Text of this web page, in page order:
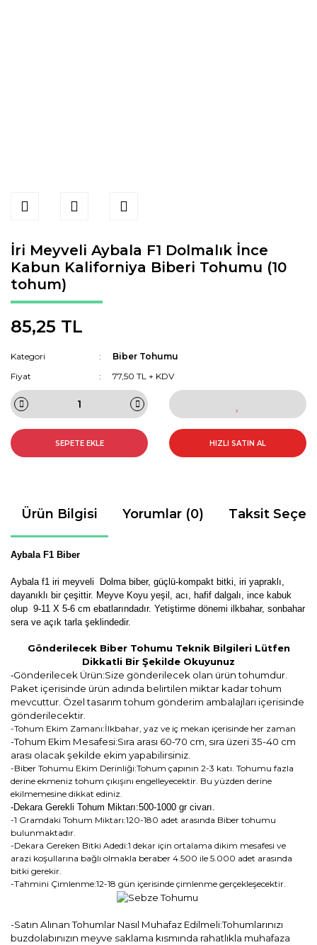
İri Meyveli Aybala F1 Dolmalık İnce
Kabun Kaliforniya Biberi Tohumu (10
tohum)
85,25 TL
Kategori
Biber Tohumu
Fiyat
77,50 TL + KDV
SEPETE EKLE HIZLI SATIN AL
Ürün Bilgisi Yorumlar (0) Taksit
Aybala F1 Biber
Aybala f1 iri meyveli Dolma biber, güçlü-kompakt bitki, iri yapraklı,
dayanıklı bir çeşittir. Meyve Koyu yeşil, acı, hafif dalgalı, ince kabuk
olup 9-11 X 5-6 cm ebatlarındadır. Yetiştirme dönemi ilkbahar, sonbahar
sera ve açık tarla şeklindedir.
Gönderilecek Biber Tohumu Teknik Bilgileri Lütfen
Dikkatli Bir Şekilde Okuyunuz
-Gönderilecek Ürün:Size gönderilecek olan ürün tohumdur.
Paket içerisinde ürün adında belirtilen miktar kadar tohum
mevcuttur. Özel tasarım tohum gönderim ambalajları içerisinde
gönderilecektir.
-Tohum Ekim Zamanı:İlkbahar, yaz ve iç mekan içerisinde her zaman
-Tohum Ekim Mesafesi:Sıra arası 60-70 cm, sıra üzeri 35-40 cm
arası olacak şekilde ekim yapabilirsiniz.
-Biber Tohumu Ekim Derinliği:Tohum çapının 2-3 katı. Tohumu fazla
derine ekmeniz tohum çıkışını engelleyecektir. Bu yüzden derine
ekilmemesine dikkat ediniz.
-Dekara Gerekli Tohum Miktarı:500-1000 gr civarı.
-1 Gramdaki Tohum Miktarı:120-180 adet arasında Biber tohumu
bulunmaktadır.
-Dekara Gereken Bitki Adedi:1 dekar için ortalama dikim mesafesi ve
arazi koşullarına bağlı olmakla beraber 4.500 ile 5.000 adet arasında
bitki gerekir.
-Tahmini Çimlenme:12-18 gün içerisinde çimlenme gerçekleşecektir.
-Satın Alınan Tohumlar Nasıl Muhafaz Edilmeli:Tohumlarınızı
buzdolabınızın meyve saklama kısmında rahatlıkla muhafaza